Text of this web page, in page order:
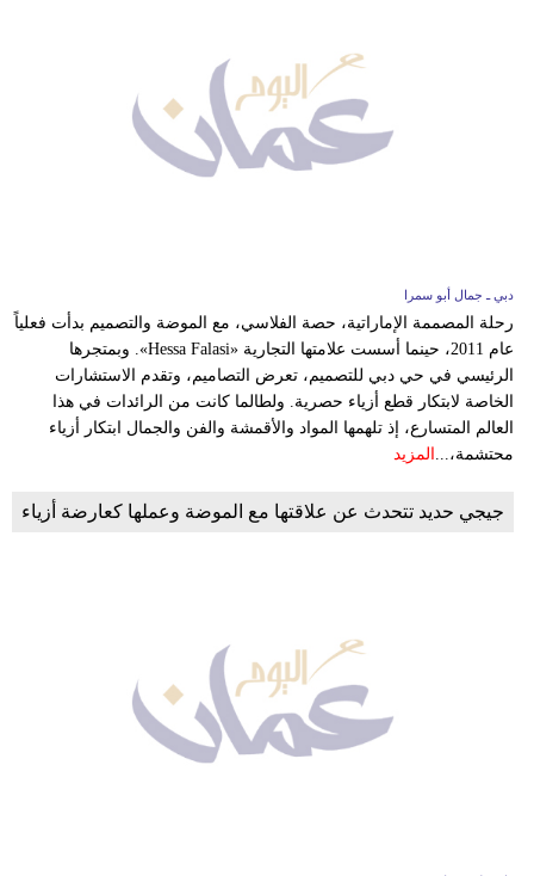
دبي ـ جمال أبو سمرا
رحلة المصممة الإماراتية، حصة الفلاسي، مع الموضة والتصميم بدأت فعلياً
عام 2011، حينما أسست علامتها التجارية «Hessa Falasi». وبمتجرها
الرئيسي في حي دبي للتصميم، تعرض التصاميم، وتقدم الاستشارات
الخاصة لابتكار قطع أزياء حصرية. ولطالما كانت من الرائدات في هذا
العالم المتسارع، إذ تلهمها المواد والأقمشة والفن والجمال ابتكار أزياء
محتشمة،...
المزيد
جيجي حديد تتحدث عن علاقتها مع الموضة وعملها كعارضة أزياء